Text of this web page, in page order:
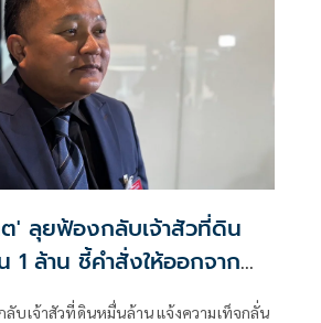
' ลุยฟ้องกลับเจ้าสัวที่ดิน
1 ล้าน ชี้คำสั่งให้ออกจาก
ผิดสังเกต
บเจ้าสัวที่ดินหมื่นล้าน แจ้งความเท็จกลั่น